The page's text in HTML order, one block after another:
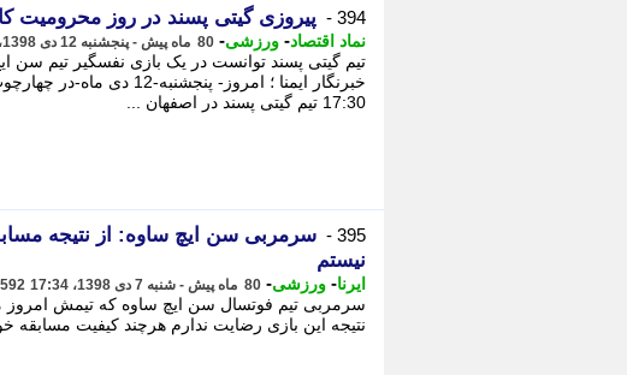
394 - پیروزی گیتی پسند در روز محرومیت
نماد اقتصاد- ورزشی- 80 ماه پیش - پنجشنبه 12 دی 1398، 15:50
تیم گیتی پسند توانست در یک بازی نفسگیر تیم
17:30 تیم گیتی پسند در اصفهان ...
395 -
سرمربی سن ایچ ساوه: از نتیجه
نیستم
ایرنا- ورزشی- 80 ماه پیش - شنبه 7 دی 1398، 17:34
سرمربی تیم فوتسال سن ایچ ساوه که تیمش امروز
نتیجه این بازی رضایت ندارم هرچند کیفیت مسابقه